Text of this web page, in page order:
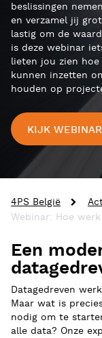
beslissingen
en verzamel jij
lastig om de
is deze webinar
lieten jou zien
kunnen inzetten
houden op
KIJK WEBINAR
4PS België
Webinar: Hoe
Een
Datagedreven
Maar wat is
nodig om te
alle data? Onze